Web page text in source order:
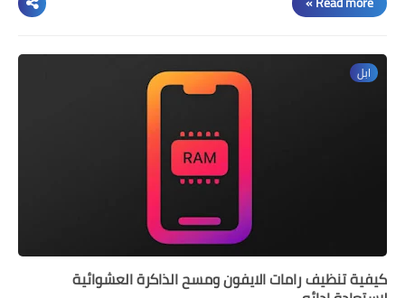
ابل
كيفية تنظيف رامات الايفون ومسح الذاكرة العشوائية